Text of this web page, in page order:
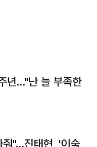
년…"난 늘 부족한
줘"…진태현, '이숙